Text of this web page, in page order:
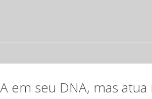
em seu DNA, mas atua